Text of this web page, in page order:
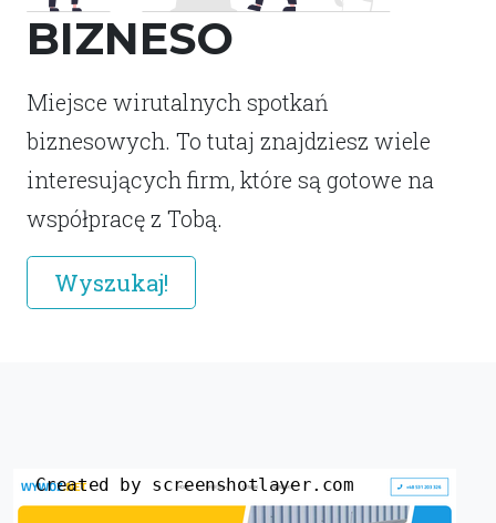
BIZNESO
Miejsce wirutalnych spotkań
biznesowych. To tutaj znajdziesz wiele
interesujących firm, które są gotowe na
współpracę z Tobą.
Wyszukaj!